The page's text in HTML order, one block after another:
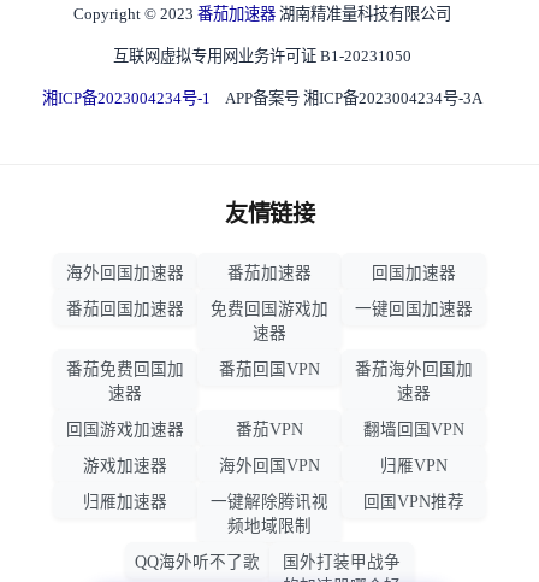
Copyright © 2023 番茄加速器 湖南精准量科技有限公司
互联网虚拟专用网业务许可证 B1-20231050
湘ICP备2023004234号-1 APP备案号 湘ICP备2023004234号-3A
友情链接
海外回国加速器 番茄加速器
回国加速器
番茄回国加速器
免费回国游戏加
速器
一键回国加速器
番茄免费回国加
速器
番茄回国VPN
番茄海外回国加
速器
回国游戏加速器
番茄VPN
翻墙回国VPN
游戏加速器
海外回国VPN
归雁VPN
归雁加速器
一键解除腾讯视
频地域限制
回国VPN推荐
QQ海外听不了歌
国外打装甲战争